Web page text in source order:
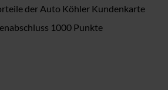
der Auto Köhler Kundenkarte
1000 Punkte